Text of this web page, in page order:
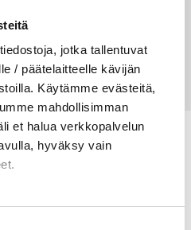
jotka tallentuvat
/ päätelaitteelle kävijän
Käytämme evästeitä,
mahdollisimman
et halua verkkopalvelun
hyväksy vain